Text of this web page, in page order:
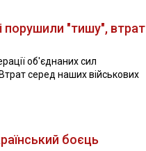
порушили "тишу", втрат
об'єднаних сил
серед наших військових
боєць